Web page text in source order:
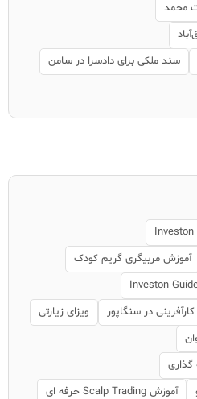
محمد
سند ملکی برای دادسرا در سامن
آموزش مربیگری گریم کودک
Investon
کارآفرینی در سنگاپور
ویزای زیارتی
آموزش Scalp Trading حرفه ای